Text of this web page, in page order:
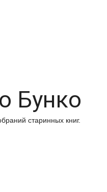
Бунко
старинных книг.